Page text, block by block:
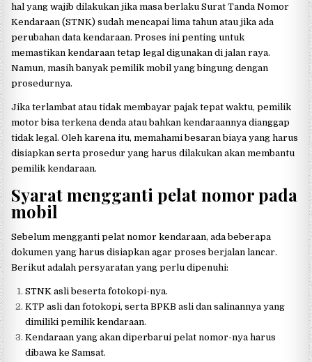
hal yang wajib dilakukan jika masa berlaku Surat Tanda Nomor
Kendaraan (STNK) sudah mencapai lima tahun atau jika ada
perubahan data kendaraan. Proses ini penting untuk
memastikan kendaraan tetap legal digunakan di jalan raya.
Namun, masih banyak pemilik mobil yang bingung dengan
prosedurnya.
Jika terlambat atau tidak membayar pajak tepat waktu, pemilik
motor bisa terkena denda atau bahkan kendaraannya dianggap
tidak legal. Oleh karena itu, memahami besaran biaya yang harus
disiapkan serta prosedur yang harus dilakukan akan membantu
pemilik kendaraan.
Syarat mengganti pelat nomor pada
mobil
Sebelum mengganti pelat nomor kendaraan, ada beberapa
dokumen yang harus disiapkan agar proses berjalan lancar.
Berikut adalah persyaratan yang perlu dipenuhi:
STNK asli beserta fotokopi-nya.
KTP asli dan fotokopi, serta BPKB asli dan salinannya yang
dimiliki pemilik kendaraan.
Kendaraan yang akan diperbarui pelat nomor-nya harus
dibawa ke Samsat.